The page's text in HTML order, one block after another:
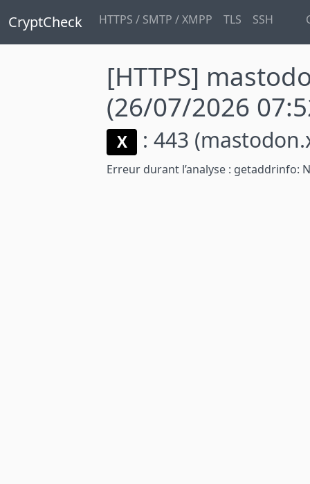
CryptCheck HTTPS / SMTP / XMPP TLS SSH
[HTTPS]
(26/07/2026
X : 443
Erreur durant l’analyse : getaddrinfo: